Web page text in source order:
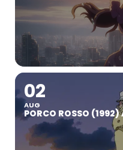
02
AUG
PORCO ROSSO